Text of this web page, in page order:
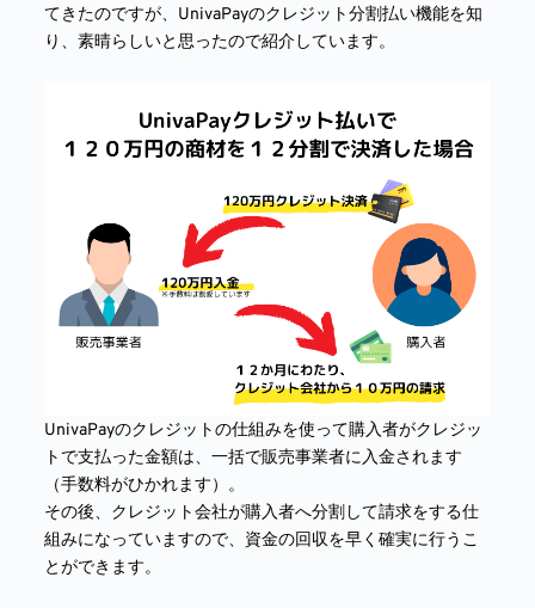
てきたのですが、UnivaPayのクレジット分割払い機能を知
り、素晴らしいと思ったので紹介しています。
UnivaPayのクレジットの仕組みを使って購入者がクレジッ
トで支払った金額は、一括で販売事業者に入金されます
（手数料がひかれます）。
その後、クレジット会社が購入者へ分割して請求をする仕
組みになっていますので、資金の回収を早く確実に行うこ
とができます。